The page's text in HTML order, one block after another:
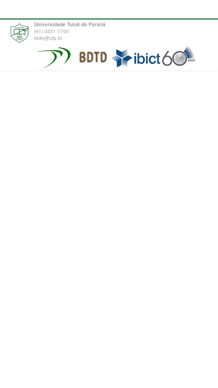
Universidade Tuiuti do Paraná
(41) 3331-7700
tede@utp.br